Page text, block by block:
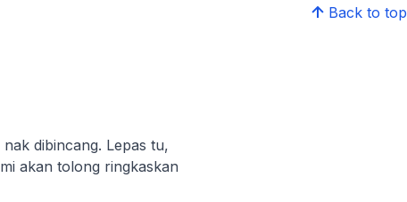
dibincang. Lepas tu,
akan tolong ringkaskan
Back to top